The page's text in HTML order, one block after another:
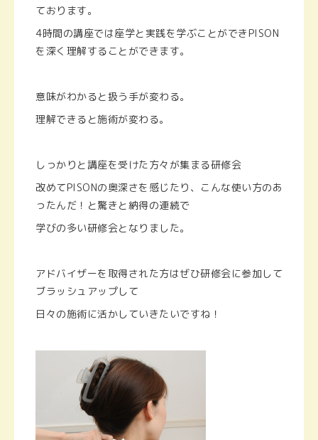
ております。
4時間の講座では座学と実践を学ぶことができPISON
を深く理解することができます。
意味がわかると扱う手が変わる。
理解できると施術が変わる。
しっかりと講座を受けた方々が集まる研修会
改めてPISONの奥深さを感じたり、こんな使い方のあ
ったんだ！と驚きと納得の連続で
学びの多い研修会となりました。
アドバイザーを取得された方はぜひ研修会に参加して
ブラッシュアップして
日々の施術に活かしていきたいですね！